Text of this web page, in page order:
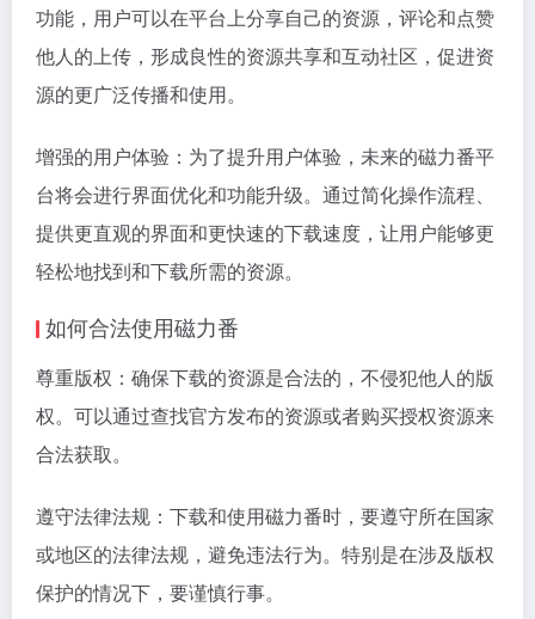
功能，用户可以在平台上分享自己的资源，评论和点赞
他人的上传，形成良性的资源共享和互动社区，促进资
源的更广泛传播和使用。
增强的用户体验：为了提升用户体验，未来的磁力番平
台将会进行界面优化和功能升级。通过简化操作流程、
提供更直观的界面和更快速的下载速度，让用户能够更
轻松地找到和下载所需的资源。
如何合法使用磁力番
尊重版权：确保下载的资源是合法的，不侵犯他人的版
权。可以通过查找官方发布的资源或者购买授权资源来
合法获取。
遵守法律法规：下载和使用磁力番时，要遵守所在国家
或地区的法律法规，避免违法行为。特别是在涉及版权
保护的情况下，要谨慎行事。